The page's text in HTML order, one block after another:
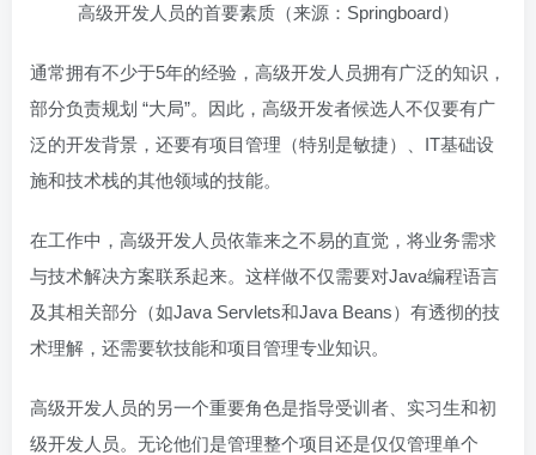
高级开发人员的首要素质（来源：Springboard）
通常拥有不少于5年的经验，高级开发人员拥有广泛的知识，
部分负责规划 “大局”。因此，高级开发者候选人不仅要有广
泛的开发背景，还要有项目管理（特别是敏捷）、IT基础设
施和技术栈的其他领域的技能。
在工作中，高级开发人员依靠来之不易的直觉，将业务需求
与技术解决方案联系起来。这样做不仅需要对Java编程语言
及其相关部分（如Java Servlets和Java Beans）有透彻的技
术理解，还需要软技能和项目管理专业知识。
高级开发人员的另一个重要角色是指导受训者、实习生和初
级开发人员。无论他们是管理整个项目还是仅仅管理单个